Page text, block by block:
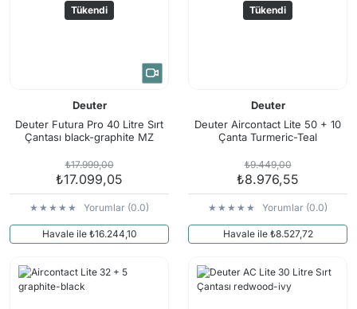
Tükendi
Deuter
Deuter Futura Pro 40 Litre Sırt
Çantası black-graphite MZ
₺17.999,00
₺17.099,05
Yorumlar (0.0)
Havale ile ₺16.244,10
Tükendi
Deuter
Deuter Aircontact Lite 50 + 10
Çanta Turmeric-Teal
₺9.449,00
₺8.976,55
Yorumlar (0.0)
Havale ile ₺8.527,72